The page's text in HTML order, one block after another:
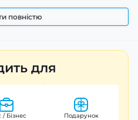
Годинник Skmei -
людей. Гарантія на виріб
повністю
для
/ Бізнес Подарунок